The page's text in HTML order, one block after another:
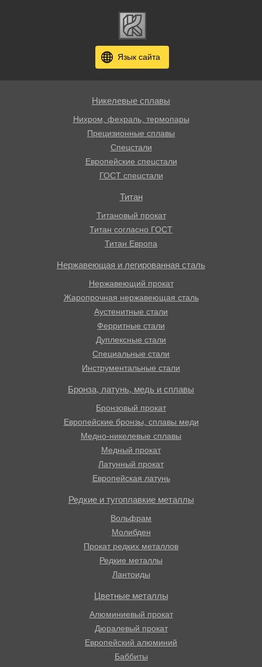
Язык сайта
Никелевые сплавы
Нихром, фехраль, термопары
Прецизионные сплавы
Спецстали
Европейские спецстали
ГОСТ спецстали
Титан
Титановый прокат
Титан согласно ГОСТ
Титан Европа
Нержавеющая и легированная сталь
Нержавеющий прокат
Жаропрочная нержавеющая сталь
Аустенитные стали
Ферритные стали
Дуплексные стали
Специальные стали
Инструментальные стали
Бронза, латунь, медь и сплавы
Бронзовый прокат
Европейские бронзы, сплавы меди
Медно-никелевые сплавы
Медный прокат
Латунный прокат
Европейская латунь
Редкие и тугоплавкие металлы
Вольфрам
Молибден
Прокат редких металлов
Редкие металлы
Лантоиды
Цветные металлы
Алюминиевый прокат
Дюралевый прокат
Европейский алюминий
Баббиты